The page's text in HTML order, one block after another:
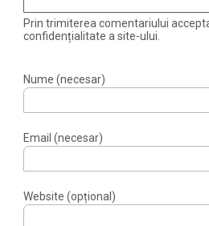
Prin trimiterea comentariului
confidențialitate a site-ului.
Nume (necesar)
Email (necesar)
Website (opțional)